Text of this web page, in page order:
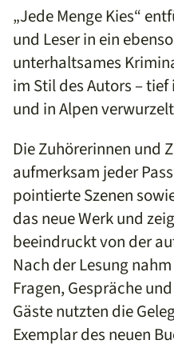
„Jede Menge Kies“
und Leser in ein
unterhaltsames
im Stil des Autors –
und in Alpen
Die Zuhörerinnen und
aufmerksam jeder
pointierte Szenen
das neue Werk und
beeindruckt von der
Nach der Lesung
Fragen, Gespräche
Gäste nutzten die
Exemplar des neuen